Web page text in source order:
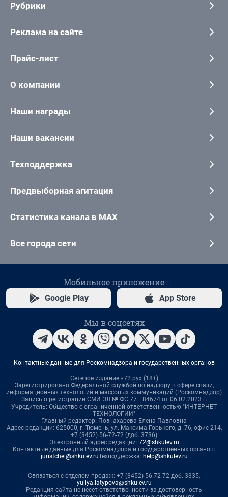
Рубрики
Реклама на сайте
Прайс-лист
О компании
Наши награды
Наши вакансии
Техподдержка
Предвыборная агитация
Статистика канала в MAX
Все города сети
Мобильное приложение
Google Play App Store
Мы в соцсетях
Контактные данные для Роскомнадзора и государственных органов
Сетевое издание «72.ру» (18+)
Зарегистрировано Федеральной службой по надзору в сфере связи,
информационных технологий и массовых коммуникаций (Роскомнадзор)
Запись о регистрации СМИ ЭЛ № ФС 77– 84674 от 06.02.2023 г.
Учредитель: Общество с ограниченной ответственностью "ИНТЕРНЕТ
ТЕХНОЛОГИИ"
Главный редактор: Познахарева Елена Павловна
Адрес редакции: 625000, г. Тюмень, ул. Максима Горького, д. 76, офис 214,
+7 (3452) 56-72-72 (доб. 3736)
Электронный адрес редакции: 72@shkulev.ru
Контактные данные для Роскомнадзора и государственных органов:
juristchel@shkulev.ruТехподдержка: help@shkulev.ru
Связаться с отделом продаж: +7 (3452) 56-72-72 доб. 3335,
yuliya.latypova@shkulev.ru
Редакция сайта не несет ответственности за достоверность